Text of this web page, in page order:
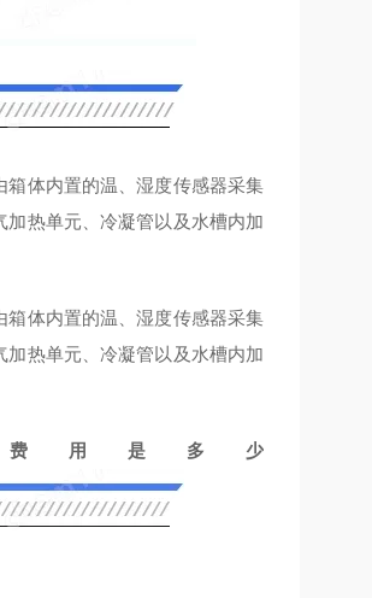
体内置的温、湿度传感器采集
热单元、冷凝管以及水槽内加
体内置的温、湿度传感器采集
热单元、冷凝管以及水槽内加
用是多少